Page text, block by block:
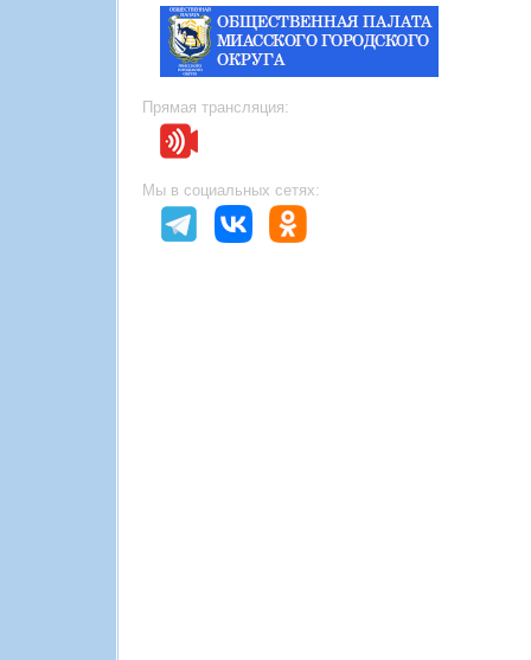
Прямая трансляция:
Мы в социальных сетях: